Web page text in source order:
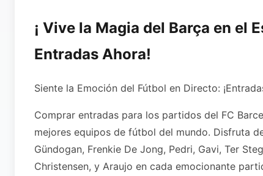
¡ Vive la Magia del Barça en el
Entradas Ahora!
Siente la Emoción del Fútbol en Directo:
Comprar entradas para los partidos del FC
mejores equipos de fútbol del mundo. Disfruta
Gündogan, Frenkie De Jong, Pedri, Gavi, Ter
Christensen, y Araujo en cada emocionante